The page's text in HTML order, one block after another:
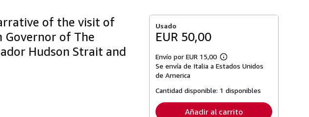
of the visit of
Governor of The
Hudson Strait and
Usado
EUR 50,00
Envío por EUR 15,00
Más
información
tarifas
envío
Se envía de Italia a Estados Unidos
de America
Cantidad disponible: 1 disponibles
Añadir al carrito